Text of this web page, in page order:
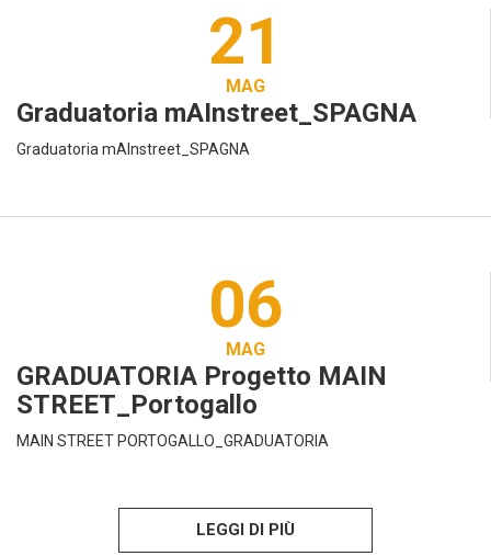
21
MAG
Graduatoria mAInstreet_SPAGNA
Graduatoria mAInstreet_SPAGNA
06
MAG
GRADUATORIA Progetto MAIN
STREET_Portogallo
MAIN STREET PORTOGALLO_GRADUATORIA
LEGGI DI PIÙ